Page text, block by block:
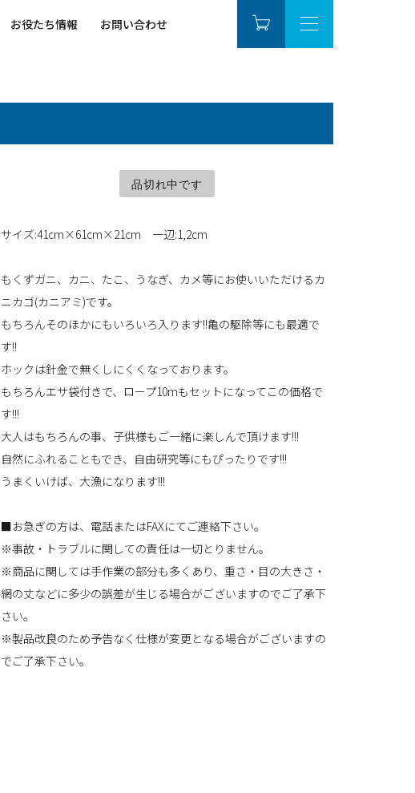
お役たち情報 お問い合わせ
品切れ中です
サイズ:41cm×61cm×21cm 一辺:1,2cm
もくずガニ、カニ、たこ、うなぎ、カメ等にお使いいただけるカ
ニカゴ(カニアミ)です。
もちろんそのほかにもいろいろ入ります!!亀の駆除等にも最適で
す!!
ホックは針金で無くしにくくなっております。
もちろんエサ袋付きで、ロープ10mもセットになってこの価格で
す!!!
大人はもちろんの事、子供様もご一緒に楽しんで頂けます!!!
自然にふれることもでき、自由研究等にもぴったりです!!!
うまくいけば、大漁になります!!!
■お急ぎの方は、電話またはFAXにてご連絡下さい。
※事故・トラブルに関しての責任は一切とりません。
※商品に関しては手作業の部分も多くあり、重さ・目の大きさ・
網の丈などに多少の誤差が生じる場合がございますのでご了承下
さい。
※製品改良のため予告なく仕様が変更となる場合がございますの
でご了承下さい。